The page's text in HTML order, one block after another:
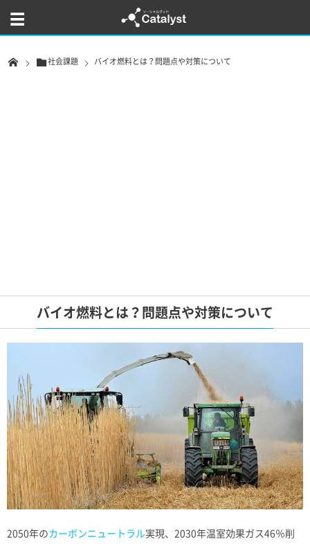
社会課題 バイオ燃料とは？問題点や対策について
バイオ燃料とは？問題点や対策について
2050年のカーボンニュートラル実現、2030年温室効果ガス46％削